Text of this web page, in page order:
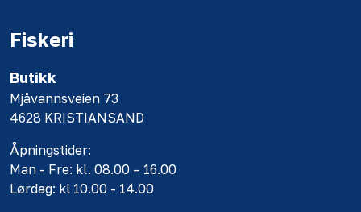
Fiskeri
Butikk
Mjåvannsveien 73
4628 KRISTIANSAND
Åpningstider:
Man - Fre: kl. 08.00 – 16.00
Lørdag: kl 10.00 - 14.00